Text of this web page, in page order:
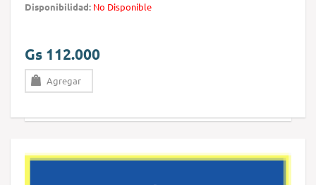
Disponibilidad: No Disponible
Gs 112.000
Agregar